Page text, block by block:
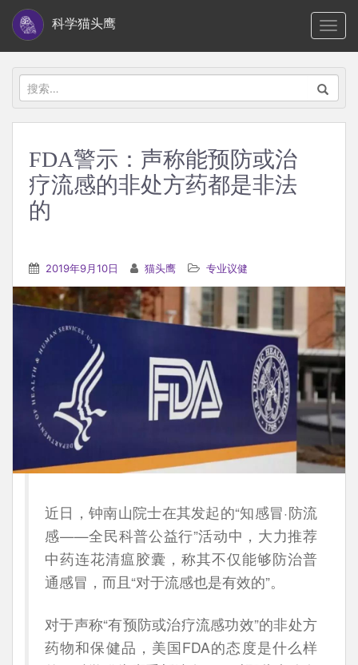
i
科学猫头鹰
搜
索：
FDA警示：声称能预防或治
疗流感的非处方药都是非法
的
2019年9月10日 猫头鹰 专业议健
近日，钟南山院士在其发起的“知感冒·防流
感——全民科普公益行”活动中，大力推荐
中药连花清瘟胶囊，称其不仅能够防治普
通感冒，而且“对于流感也是有效的”。
对于声称“有预防或治疗流感功效”的非处方
药物和保健品，美国FDA的态度是什么样